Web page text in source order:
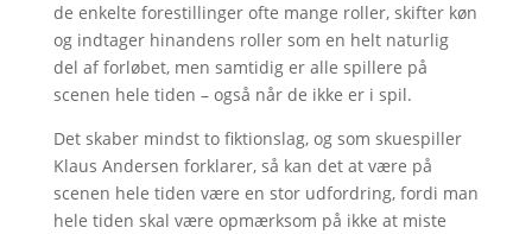
de enkelte forestillinger ofte mange roller, skifter køn
og indtager hinandens roller som en helt naturlig
del af forløbet, men samtidig er alle spillere på
scenen hele tiden – også når de ikke er i spil.
Det skaber mindst to fiktionslag, og som skuespiller
Klaus Andersen forklarer, så kan det at være på
scenen hele tiden være en stor udfordring, fordi man
hele tiden skal være opmærksom på ikke at miste